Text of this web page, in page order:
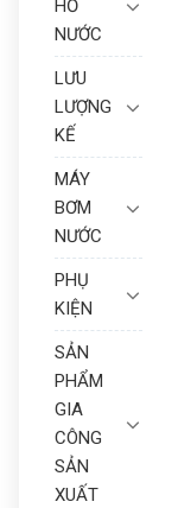
HỒ
NƯỚC
LƯU
LƯỢNG
KẾ
MÁY
BƠM
NƯỚC
PHỤ
KIỆN
SẢN
PHẨM
GIA
CÔNG
SẢN
XUẤT